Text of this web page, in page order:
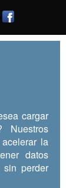
cargar
la
datos
perder